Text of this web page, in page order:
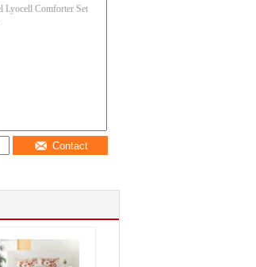
Contact